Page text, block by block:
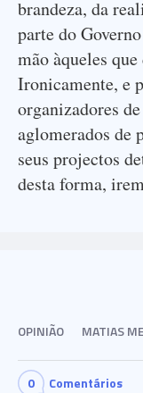
brandeza, da
parte do
mão àqueles
Ironicamente, e
organizadores
aglomerados de
seus projectos
desta forma,
OPINIÃO MATIAS
0 Comentários